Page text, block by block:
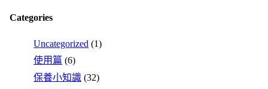
Categories
Uncategorized (1)
使用篇 (6)
保養小知識 (32)